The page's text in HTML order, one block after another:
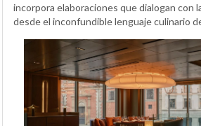
incorpora elaboraciones que dialogan con
desde el inconfundible lenguaje culinario